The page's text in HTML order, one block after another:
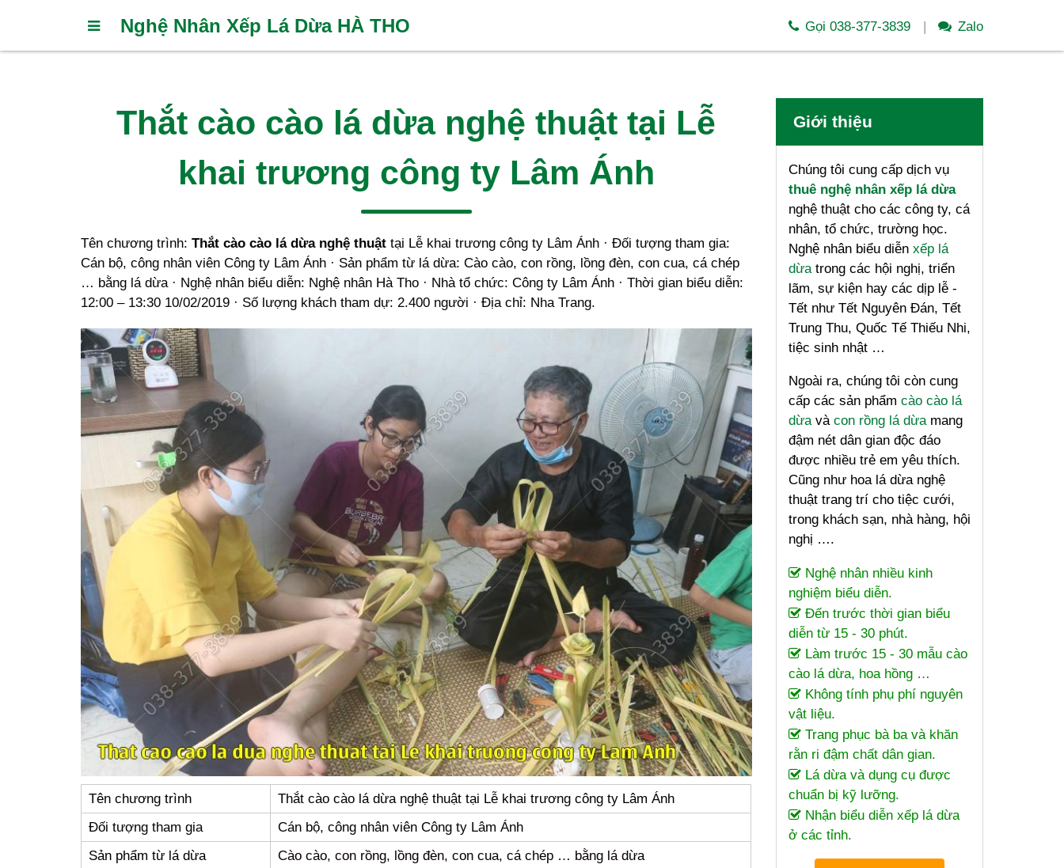
Nghệ Nhân Xếp Lá Dừa HÀ THO Gọi 038-377-3839 Zalo
Thắt cào cào lá dừa nghệ thuật tại Lễ
khai trương công ty Lâm Ánh
Tên chương trình: Thắt cào cào lá dừa nghệ thuật tại Lễ khai trương công ty Lâm Ánh · Đối tượng tham gia:
Cán bộ, công nhân viên Công ty Lâm Ánh · Sản phẩm từ lá dừa: Cào cào, con rồng, lồng đèn, con cua, cá chép
… bằng lá dừa · Nghệ nhân biểu diễn: Nghệ nhân Hà Tho · Nhà tổ chức: Công ty Lâm Ánh · Thời gian biểu diễn:
12:00 – 13:30 10/02/2019 · Số lượng khách tham dự: 2.400 người · Địa chỉ: Nha Trang.
Tên chương trình
Thắt cào cào lá dừa nghệ thuật tại Lễ khai trương công ty Lâm Ánh
Đối tượng tham gia
Cán bộ, công nhân viên Công ty Lâm Ánh
Sản phẩm từ lá dừa
Cào cào, con rồng, lồng đèn, con cua, cá chép … bằng lá dừa
Giới thiệu
Chúng tôi cung cấp dịch vụ
thuê nghệ nhân xếp lá dừa
nghệ thuật cho các công ty, cá
nhân, tổ chức, trường học.
Nghệ nhân biểu diễn xếp lá
dừatrong các hội nghị, triển
lãm, sự kiện hay các dịp lễ -
Tết như Tết Nguyên Đán, Tết
Trung Thu, Quốc Tế Thiếu Nhi,
tiệc sinh nhật …
Ngoài ra, chúng tôi còn cung
cấp các sản phẩm cào cào lá
dừavà con rồng lá dừamang
đậm nét dân gian độc đáo
được nhiều trẻ em yêu thích.
Cũng như hoa lá dừa nghệ
thuật trang trí cho tiệc cưới,
trong khách sạn, nhà hàng, hội
nghị ….
Nghệ nhân nhiều kinh
nghiệm biểu diễn.
Đến trước thời gian biểu
diễn từ 15 - 30 phút.
Làm trước 15 - 30 mẫu cào
cào lá dừa, hoa hồng …
Không tính phụ phí nguyên
vật liệu.
Trang phục bà ba và khăn
rằn ri đậm chất dân gian.
Lá dừa và dụng cụ được
chuẩn bị kỹ lưỡng.
Nhận biểu diễn xếp lá dừa
ở các tỉnh.